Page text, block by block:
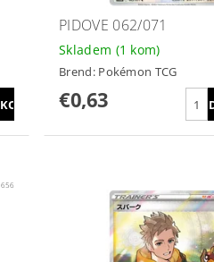
PIDOVE 062/071
Skladem (1 kom)
Brend: Pokémon TCG
€0,63
656